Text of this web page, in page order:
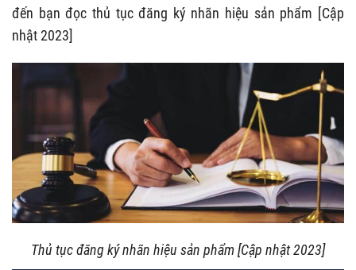
đến bạn đọc thủ tục đăng ký nhãn hiệu sản phẩm [Cập
nhật 2023]
Thủ tục đăng ký nhãn hiệu sản phẩm [Cập nhật 2023]